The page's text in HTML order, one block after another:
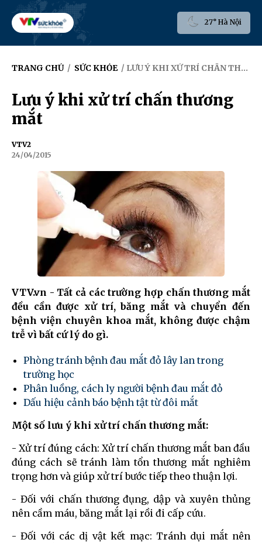
27° Hà Nội
TRANG CHỦ / SỨC KHỎE / LƯU Ý KHI XỬ TRÍ CHẤN THƯƠNG MẮT
Lưu ý khi xử trí chấn thương
mắt
VTV2
24/04/2015
VTV.vn - Tất cả các trường hợp chấn thương mắt
đều cần được xử trí, băng mắt và chuyển đến
bệnh viện chuyên khoa mắt, không được chậm
trễ vì bất cứ lý do gì.
Phòng tránh bệnh đau mắt đỏ lây lan trong
trường học
Phân luồng, cách ly người bệnh đau mắt đỏ
Dấu hiệu cảnh báo bệnh tật từ đôi mắt
Một số lưu ý khi xử trí chấn thương mắt:
- Xử trí đúng cách: Xử trí chấn thương mắt ban đầu
đúng cách sẽ tránh làm tổn thương mắt nghiêm
trọng hơn và giúp xử trí bước tiếp theo thuận lợi.
- Đối với chấn thương đụng, dập và xuyên thủng
nên cầm máu, băng mắt lại rồi đi cấp cứu.
- Đối với các dị vật kết mạc: Tránh dụi mắt nên